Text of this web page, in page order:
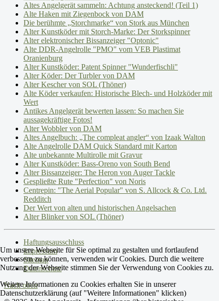
Altes Angelgerät sammeln: Achtung ansteckend! (Teil 1)
Alte Haken mit Ziegenbock von DAM
Die berühmte „Storchmarke“ von Stork aus München
Alter Kunstköder mit Storch-Marke: Der Storkspinner
Alter elektronischer Bissanzeiger "Optonic"
Alte DDR-Angelrolle "PMO" vom VEB Plastimat
Oranienburg
Alter Kunstköder: Patent Spinner "Wunderfischli"
Alter Köder: Der Turbler von DAM
Alter Kescher von SOL (Thöner)
Alte Köder verkaufen: Historische Blech- und Holzköder mit
Wert
Antikes Angelgerät bewerten lassen: So machen Sie
aussagekräftige Fotos!
Alter Wobbler von DAM
Altes Angelbuch: „The compleat angler“ von Izaak Walton
Alte Angelrolle DAM Quick Standard mit Karton
Alte unbekannte Multirolle mit Gravur
Alter Kunstköder: Bass-Oreno von South Bend
Alter Bissanzeiger: The Heron von Auger Tackle
Gespließte Rute "Perfection" von Noris
Centrepin: "The Aerial Popular" von S. Allcock & Co. Ltd.
Redditch
Der Wert von alten und historischen Angelsachen
Alter Blinker von SOL (Thöner)
Haftungsausschluss
Impressum
Sitemap
Datenschutz
Nach oben
Um unsere Webseite für Sie optimal zu gestalten und fortlaufend
verbessern zu können, verwenden wir Cookies. Durch die weitere
Nutzung der Webseite stimmen Sie der Verwendung von Cookies zu.
Weitere Informationen zu Cookies erhalten Sie in unserer
Datenschutzerklärung (auf "Weitere Informationen" klicken)